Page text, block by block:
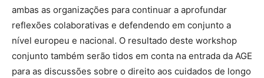
ambas as organizações para continuar a aprofundar
reflexões colaborativas e defendendo em conjunto a
nível europeu e nacional. O resultado deste workshop
conjunto também serão tidos em conta na entrada da AGE
para as discussões sobre o direito aos cuidados de longo